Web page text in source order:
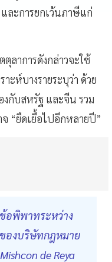
ละการยกเว้นภาษีแก่
ลาการดังกล่าวจะใช้
าะห์บางรายระบุว่า ด้วย
งกับสหรัฐ และจีน รวม
“ยืดเยื้อไปอีกหลายปี”
อพิพาทระหว่าง
องบริษัทกฎหมาย
de Reya